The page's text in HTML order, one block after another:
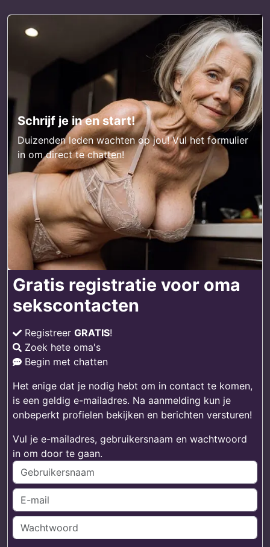
Schrijf je in en start!
Duizenden leden wachten op jou! Vul het formulier
in om direct te chatten!
Gratis registratie voor oma
sekscontacten
Registreer GRATIS!
Zoek hete oma's
Begin met chatten
Het enige dat je nodig hebt om in contact te komen,
is een geldig e-mailadres. Na aanmelding kun je
onbeperkt profielen bekijken en berichten versturen!
Vul je e-mailadres, gebruikersnaam en wachtwoord
in om door te gaan.